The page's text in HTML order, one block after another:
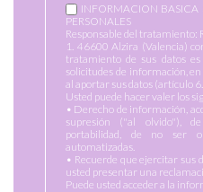
INFORMACION BASICA
PERSONALES
Responsable del tratamiento:
1. 46600 Alzira (Valencia)
tratamiento de sus datos
solicitudes de información,
al aportar sus datos (artículo
Usted puede hacer valer los
• Derecho de información,
supresión ("al olvido"),
portabilidad, de no ser
automatizadas.
• Recuerde que ejercitar sus
usted presentar una
Puede usted acceder a la